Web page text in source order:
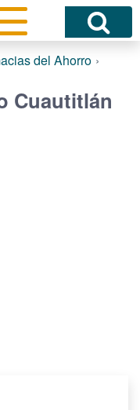
del Ahorro
Cuautitlán